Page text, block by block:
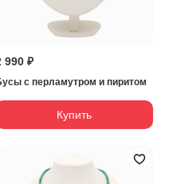
990 ₽
с перламутром и пиритом
Купить